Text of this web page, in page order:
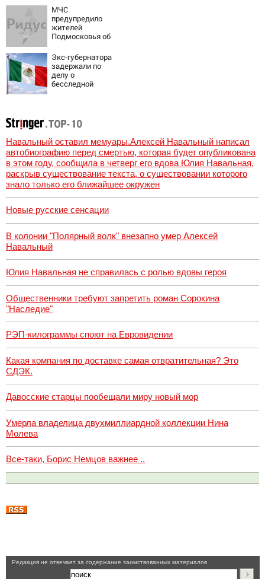
видов каши
каждое утро?
МЧС
предупредило
жителей
Подмосковья об
дронов
Экс-губернатора
задержали по
делу о
бесследной
Навальный оставил мемуары.Алексей Навальный написал
автобиографию перед смертью, которая будет опубликована
в этом году, сообщила в четверг его вдова Юлия Навальная,
раскрыв существование текста, о существовании которого
знало только его ближайшее окружен
Новые русские сенсации
В колонии "Полярный волк" внезапно умер Алексей
Навальный
Юлия Навальная не справилась с ролью вдовы героя
Общественники требуют запретить роман Сорокина
"Наследие"
РЭП-килограммы споют на Евровидении
Какая компания по доставке самая отвратительная? Это
СДЭК.
Давосские старцы пообещали миру новый мор
Умерла владелица двухмиллиардной коллекции Нина
Молева
Все-таки, Борис Немцов важнее ..
Pедакция не отвечает за содержание заимствованных материалов